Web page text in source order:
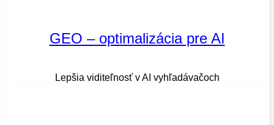
GEO – optimalizácia pre AI
Lepšia viditeľnosť v AI vyhľadávačoch